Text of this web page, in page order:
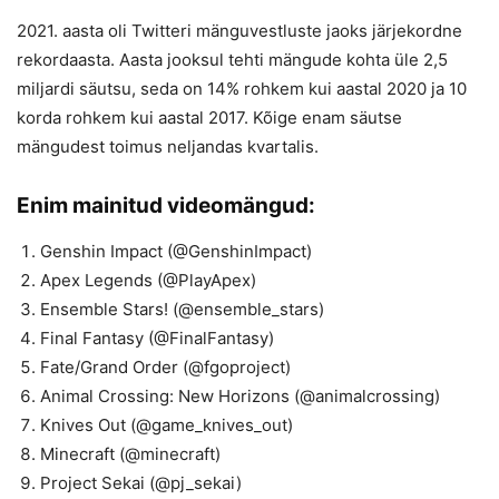
2021. aasta oli Twitteri mänguvestluste jaoks järjekordne
rekordaasta. Aasta jooksul tehti mängude kohta üle 2,5
miljardi säutsu, seda on 14% rohkem kui aastal 2020 ja 10
korda rohkem kui aastal 2017. Kõige enam säutse
mängudest toimus neljandas kvartalis.
Enim mainitud videomängud:
Genshin Impact (@GenshinImpact)
Apex Legends (@PlayApex)
Ensemble Stars! (@ensemble_stars)
Final Fantasy (@FinalFantasy)
Fate/Grand Order (@fgoproject)
Animal Crossing: New Horizons (@animalcrossing)
Knives Out (@game_knives_out)
Minecraft (@minecraft)
Project Sekai (@pj_sekai)